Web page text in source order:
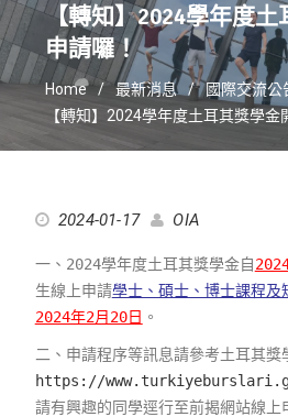
【轉知】2024學年度
申請囉！
Home 最新消息
國際交流公
【轉知】2024學年度土耳其獎學金
2024-01-17 OIA
一、2024學年度土耳其獎學金自
生線上申請學士、碩士、博士課程及
2024年2月20日 。
二、申請程序等訊息請參考土耳其獎
https://
請有興趣的同學逕行至前揭網站線上